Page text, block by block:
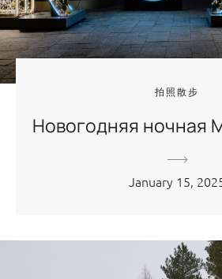
拍照散步
Новогодняя ночная
January 15,